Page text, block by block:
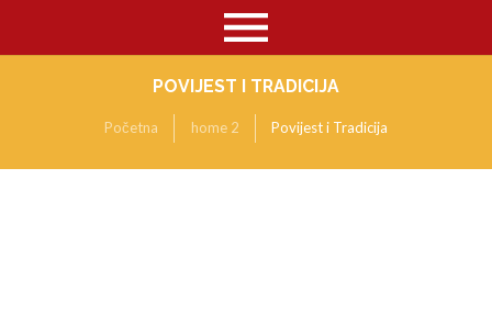
POVIJEST I TRADICIJA
Početna home 2 Povijest i Tradicija